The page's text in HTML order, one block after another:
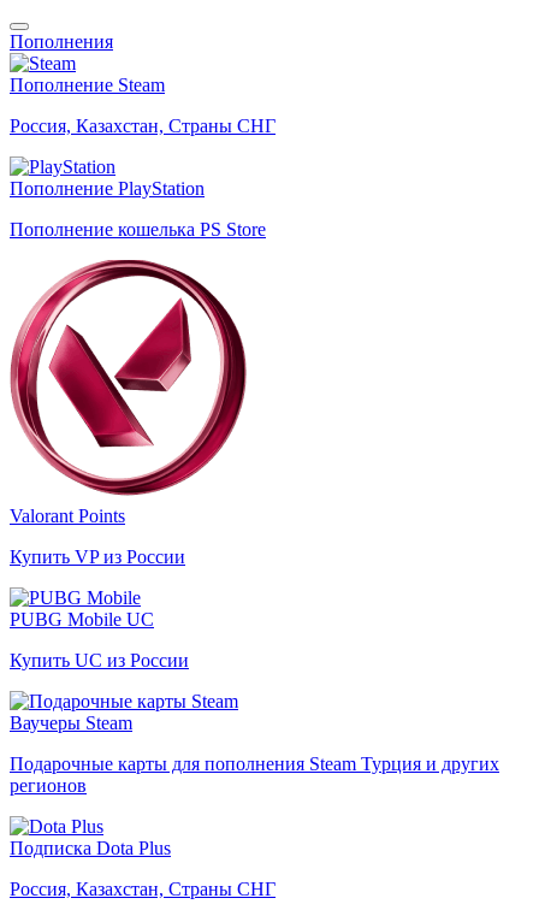
Пополнения
Пополнение Steam
Россия, Казахстан, Страны СНГ
Пополнение PlayStation
Пополнение кошелька PS Store
Valorant Points
Купить VP из России
PUBG Mobile UC
Купить UC из России
Ваучеры Steam
Подарочные карты для пополнения Steam Турция и других
регионов
Подписка Dota Plus
Россия, Казахстан, Страны СНГ